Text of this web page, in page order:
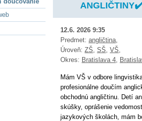
12.6. 2026 9:35
Predmet: angličtina,
Úroveň: ZŠ, SŠ, VŠ,
Okres: Bratislava 4,
Mám VŠ v odbore
profesionálne doučím
obchodnú angličtinu. Detí
skúšky, oprášenie
jazykových školách, mám